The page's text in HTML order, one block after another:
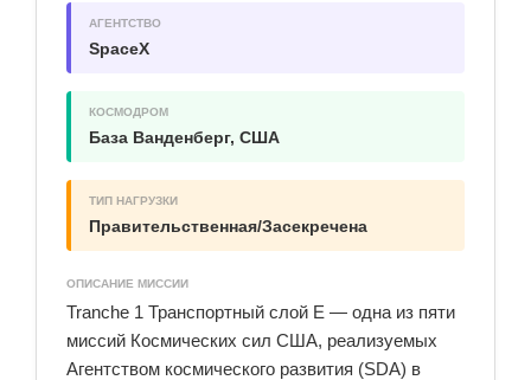
АГЕНТСТВО
SpaceX
КОСМОДРОМ
База Ванденберг, США
ТИП НАГРУЗКИ
Правительственная/Засекречена
ОПИСАНИЕ МИССИИ
Tranche 1 Транспортный слой E — одна из пяти
миссий Космических сил США, реализуемых
Агентством космического развития (SDA) в